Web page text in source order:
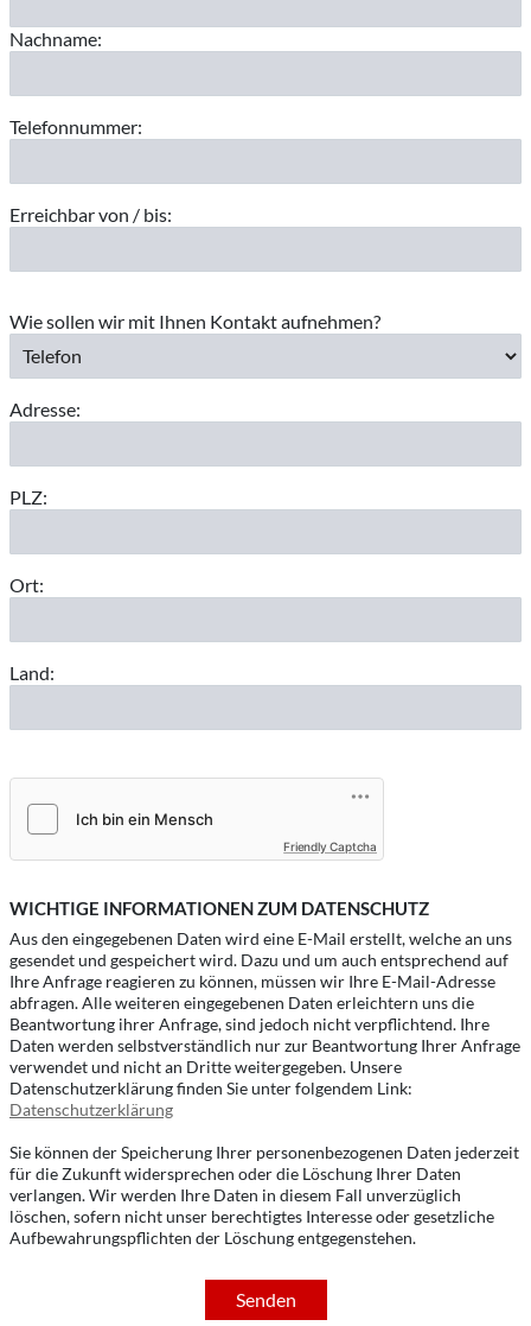
Nachname:
Telefonnummer:
Erreichbar von / bis:
Wie sollen wir mit Ihnen Kontakt aufnehmen?
Adresse:
PLZ:
Ort:
Land:
Friendly Captcha
WICHTIGE INFORMATIONEN ZUM DATENSCHUTZ
Aus den eingegebenen Daten wird eine E-Mail erstellt, welche an uns
gesendet und gespeichert wird. Dazu und um auch entsprechend auf
Ihre Anfrage reagieren zu können, müssen wir Ihre E-Mail-Adresse
abfragen. Alle weiteren eingegebenen Daten erleichtern uns die
Beantwortung ihrer Anfrage, sind jedoch nicht verpflichtend. Ihre
Daten werden selbstverständlich nur zur Beantwortung Ihrer Anfrage
verwendet und nicht an Dritte weitergegeben. Unsere
Datenschutzerklärung finden Sie unter folgendem Link:
Datenschutzerklärung
Sie können der Speicherung Ihrer personenbezogenen Daten jederzeit
für die Zukunft widersprechen oder die Löschung Ihrer Daten
verlangen. Wir werden Ihre Daten in diesem Fall unverzüglich
löschen, sofern nicht unser berechtigtes Interesse oder gesetzliche
Aufbewahrungspflichten der Löschung entgegenstehen.
Senden